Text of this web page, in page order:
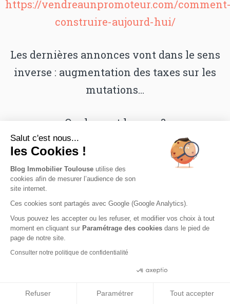
https://vendreaunpromoteur.com/
construire-aujourd-hui/
Les dernières annonces vont dans le sens
inverse : augmentation des taxes sur les
mutations…
Quel en est le sens ?
Il faut réagir vite et trouver des solutions
pérennes.
Salut c'est nous...
les Cookies !
Blog Immobilier Toulouse utilise des
cookies afin de mesurer l’audience de son
site internet.
Ces cookies sont partagés avec Google (Google Analytics).
Vous pouvez les accepter ou les refuser, et modifier vos choix à tout
moment en cliquant sur Paramétrage des cookies dans le pied de
page de notre site.
Consulter notre politique de confidentialité
Refuser Paramétrer Tout accepter